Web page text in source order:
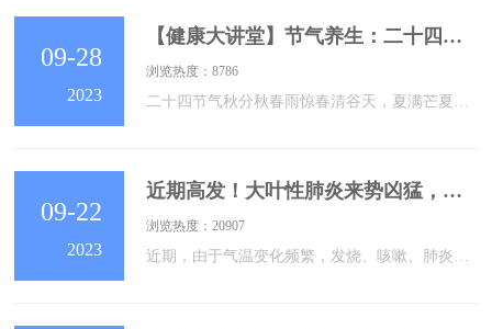
09-28
2023
浏览热度：8786
【健康大讲堂】节气养生：二十四节气之“秋分”
09-22
2023
浏览热度：20907
近期高发！大叶性肺炎来势凶猛，学龄儿童需加强防范